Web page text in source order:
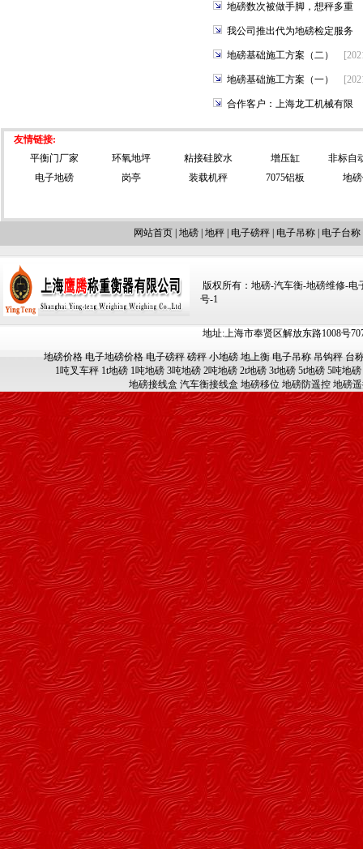
地磅数次被做手脚，想秤多重
我公司推出代为地磅检定服务
地磅基础施工方案（二）
地磅基础施工方案（一）
合作客户：上海龙工机械有限
友情链接:
平衡门厂家
环氧地坪 粘接硅胶水 增压缸
非标自
电子地磅
岗亭 装载机秤 7075铝板 地
网站首页 地磅 地秤 电子磅秤 电子吊称 电子台称
版权所有：地磅-汽车衡-地磅维修-电
号-1
地址:上海市奉贤区解放东路1008号
地磅价格 电子地磅价格 电子磅秤 磅秤 小地磅 地上衡 电子吊称 吊钩秤 台
1吨叉车秤 1t地磅 1吨地磅 3吨地磅 2吨地磅 2t地磅 3t地磅 5t地磅 5吨地磅
地磅接线盒 汽车衡接线盒 地磅移位 地磅防遥控 地磅